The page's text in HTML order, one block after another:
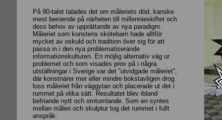
På 90-talet talades det om måleriets död, kanske
mest beroende på närheten till millennieskiftet och
dess behov av upprättande av nya paradigm.
Måleriet som konstens skötebarn hade alltför
mycket av oskuld och tradition över sig för att
passa in i den nya problematiserande
informationskulturen. En möjlig alternativ väg ur
problemet och som visades prov på i några
utställningar i Sverige var det ”utvidgade måleriet”,
där konstnärer mer eller mindre bokstavligen drog
loss måleriet från väggytan och placerade ut det i
rummet på olika sätt. Resultatet blev ibland
befriande nytt och omtumlande. Som en syntes
mellan måleri och skulptur tog det rummet i fullt
anspråk.